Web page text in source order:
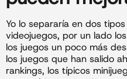
Yo lo separaría en dos
videojuegos, por un lado
los juegos un poco más
los juegos que han salido
rankings, los típicos